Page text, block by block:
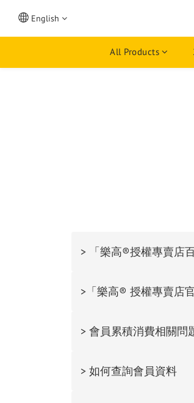
English
All Products
> 「樂高®授權專賣店
>「樂高® 授權專賣店
> 會員累積消費相關問
> 如何查詢會員資料